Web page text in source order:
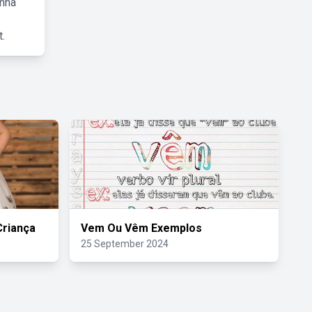
Vem Ou Vêm Exemplos
25 September 2024